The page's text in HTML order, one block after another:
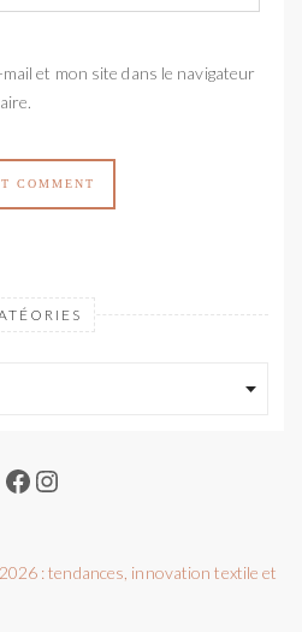
et mon site dans le navigateur
Facebook
Instagram
: tendances, innovation textile et